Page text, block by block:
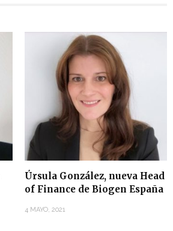
Úrsula González, nueva Head
of Finance de Biogen España
4 MAYO, 2021